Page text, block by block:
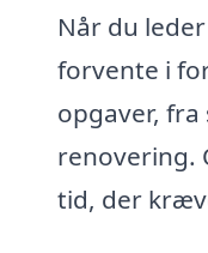
Når du
forvente i
opgaver,
renovering.
tid, der